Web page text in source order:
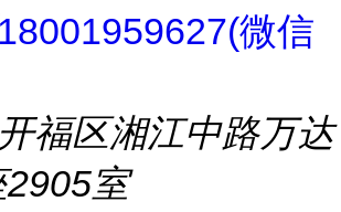
微信
福区湘江中路万达
室